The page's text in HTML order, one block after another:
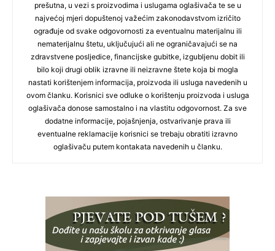
prešutna, u vezi s proizvodima i uslugama oglašivača te se u
najvećoj mjeri dopuštenoj važećim zakonodavstvom izričito
ograđuje od svake odgovornosti za eventualnu materijalnu ili
nematerijalnu štetu, uključujući ali ne ograničavajući se na
zdravstvene posljedice, financijske gubitke, izgubljenu dobit ili
bilo koji drugi oblik izravne ili neizravne štete koja bi mogla
nastati korištenjem informacija, proizvoda ili usluga navedenih u
ovom članku. Korisnici sve odluke o korištenju proizvoda i usluga
oglašivača donose samostalno i na vlastitu odgovornost. Za sve
dodatne informacije, pojašnjenja, ostvarivanje prava ili
eventualne reklamacije korisnici se trebaju obratiti izravno
oglašivaču putem kontakata navedenih u članku.